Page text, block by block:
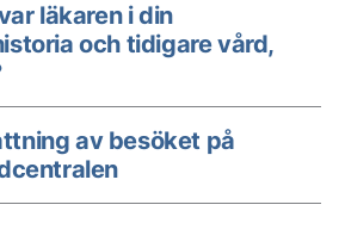
läkaren i din
och tidigare vård,
av besöket på